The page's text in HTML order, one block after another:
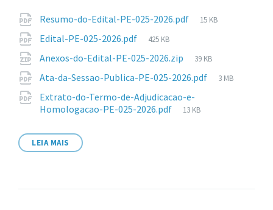
Anexos
Resumo-do-Edital-PE-025-2026.pdf
Tamanho
15 KB
Edital-PE-025-2026.pdf
Tamanho
arquivo:
425 KB
Anexos-do-Edital-PE-025-2026.zip
Tamanho
arquivo:
39 KB
Ata-da-Sessao-Publica-PE-025-2026.pdf
Tamanho
3 MB
Extrato-do-Termo-de-Adjudicacao-e-
Homologacao-PE-025-2026.pdf
Tamanho
13 KB
LEIA MAIS